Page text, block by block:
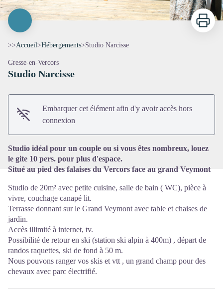
Imprimer
>>Accueil>Hébergements>Studio Narcisse
Gresse-en-Vercors
Studio Narcisse
Embarquer cet élément afin d'y avoir accès hors
connexion
Studio idéal pour un couple ou si vous êtes nombreux, louez
le gite 10 pers. pour plus d'espace.
Situé au pied des falaises du Vercors face au grand Veymont
Studio de 20m² avec petite cuisine, salle de bain ( WC), pièce à
vivre, couchage canapé lit.
Terrasse donnant sur le Grand Veymont avec table et chaises de
jardin.
Accès illimité à internet, tv.
Possibilité de retour en ski (station ski alpin à 400m) , départ de
randos raquettes, ski de fond à 50 m.
Nous pouvons ranger vos skis et vtt , un grand champ pour des
chevaux avec parc électrifié.